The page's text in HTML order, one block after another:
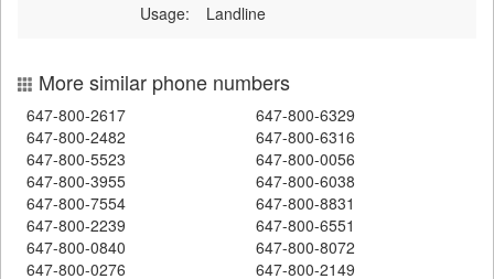
Usage:
Landline
More similar phone numbers
647-800-2617
647-800-6329
647-800-2482
647-800-6316
647-800-5523
647-800-0056
647-800-3955
647-800-6038
647-800-7554
647-800-8831
647-800-2239
647-800-6551
647-800-0840
647-800-8072
647-800-0276
647-800-2149